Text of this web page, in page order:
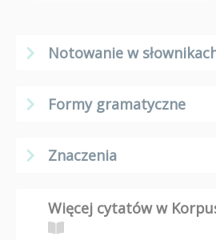
Notowanie w
Formy gramatyczne
Znaczenia
Więcej cytatów w